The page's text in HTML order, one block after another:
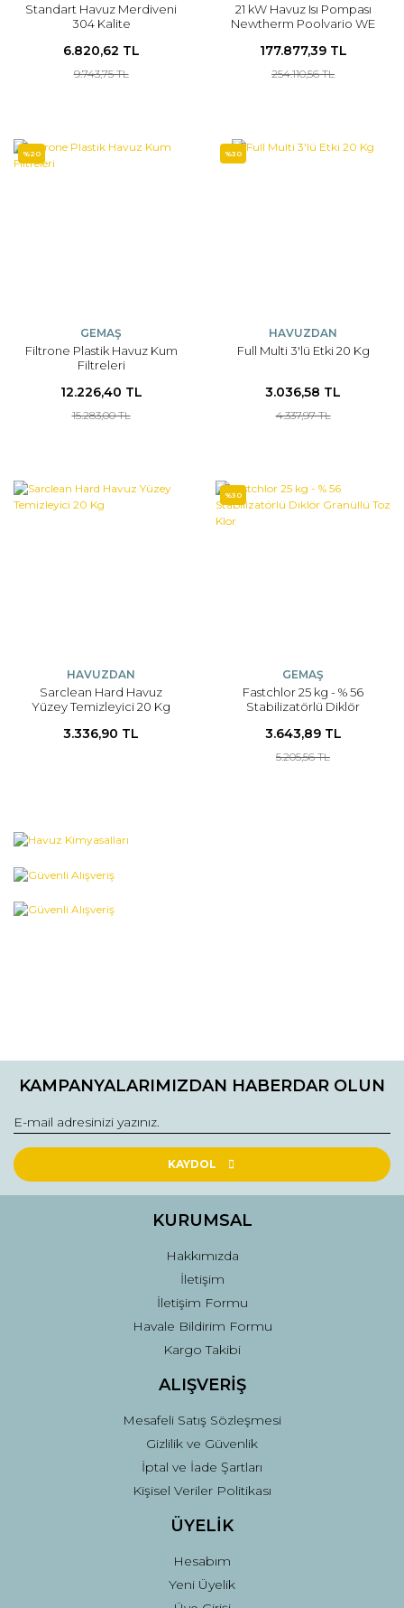
Standart Havuz Merdiveni
304 Kalite
6.820,62 TL
9.743,75 TL
21 kW Havuz Isı Pompası
Newtherm Poolvario WE
177.877,39 TL
254.110,56 TL
%20
GEMAŞ
Filtrone Plastik Havuz Kum
Filtreleri
12.226,40 TL
15.283,00 TL
%30
HAVUZDAN
Full Multi 3'lü Etki 20 Kg
3.036,58 TL
4.337,97 TL
HAVUZDAN
Sarclean Hard Havuz
Yüzey Temizleyici 20 Kg
3.336,90 TL
%30
GEMAŞ
Fastchlor 25 kg - % 56
Stabilizatörlü Diklör
3.643,89 TL
5.205,56 TL
KAMPANYALARIMIZDAN HABERDAR OLUN
KAYDOL
KURUMSAL
Hakkımızda
İletişim
İletişim Formu
Havale Bildirim Formu
Kargo Takibi
ALIŞVERİŞ
Mesafeli Satış Sözleşmesi
Gizlilik ve Güvenlik
İptal ve İade Şartları
Kişisel Veriler Politikası
ÜYELİK
Hesabım
Yeni Üyelik